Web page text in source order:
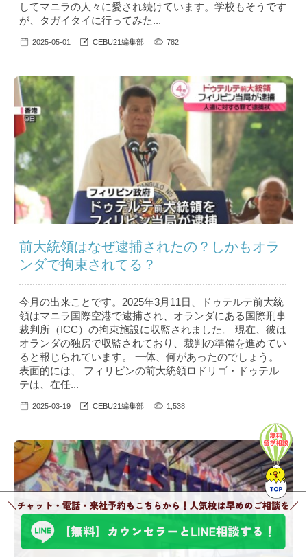
してマニラの人々に愛され続けています。学校もそうです
が、タガイタイに行ってみた...
2025-05-01 CEBU21編集部 782
前大統領はなぜ逮捕されたの？しかもオラ
ンダで拘束されてる？
今月の出来ことです。2025年3月11日、ドゥテルテ前大統
領はマニラ国際空港で逮捕され、オランダにある国際刑事
裁判所（ICC）の拘束施設に収監されました。 現在、彼は
オランダの独房で収監されており、裁判の準備を進めてい
ると報じられています。 一体、何があったのでしょう。
表面的には、 フィリピンの前大統領ロドリゴ・ドゥテル
テは、在任...
2025-03-19 CEBU21編集部 1,538